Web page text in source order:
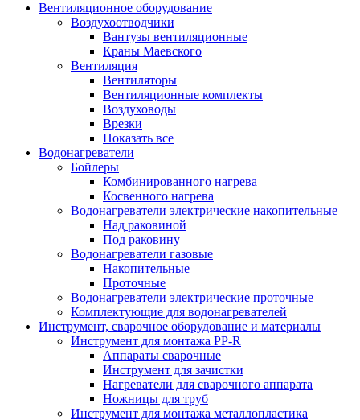
Вентиляционное оборудование
Воздухоотводчики
Вантузы вентиляционные
Краны Маевского
Вентиляция
Вентиляторы
Вентиляционные комплекты
Воздуховоды
Врезки
Показать все
Водонагреватели
Бойлеры
Комбинированного нагрева
Косвенного нагрева
Водонагреватели электрические накопительные
Над раковиной
Под раковину
Водонагреватели газовые
Накопительные
Проточные
Водонагреватели электрические проточные
Комплектующие для водонагревателей
Инструмент, сварочное оборудование и материалы
Инструмент для монтажа PP-R
Аппараты сварочные
Инструмент для зачистки
Нагреватели для сварочного аппарата
Ножницы для труб
Инструмент для монтажа металлопластика